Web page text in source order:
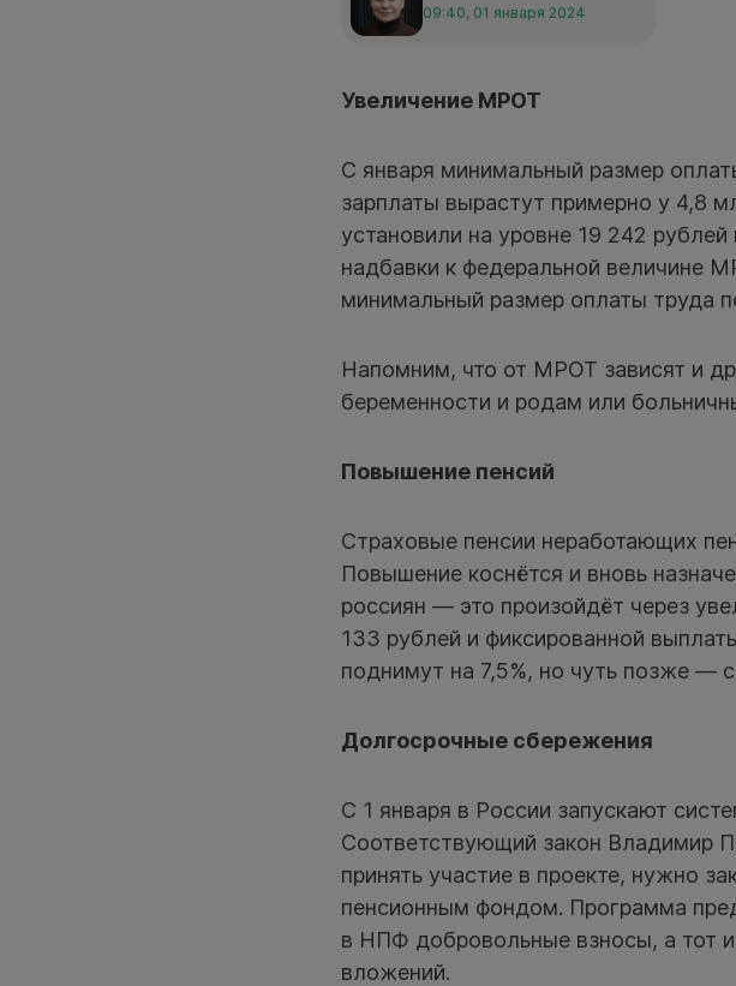
09:40, 01 января 2024
Увеличение МРОТ
С января минимальный размер
зарплаты вырастут примерно у 4,8
установили на уровне 19 242
надбавки к федеральной величине
минимальный размер оплаты труда
Напомним, что от МРОТ зависят и
беременности и родам или
Повышение пенсий
Страховые пенсии неработающих
Повышение коснётся и вновь
россиян — это произойдёт через
133 рублей и фиксированной
поднимут на 7,5%, но чуть позже —
Долгосрочные сбережения
С 1 января в России запускают
Соответствующий закон Владимир
принять участие в проекте, нужно
пенсионным фондом. Программа
в НПФ добровольные взносы, а тот
вложений.